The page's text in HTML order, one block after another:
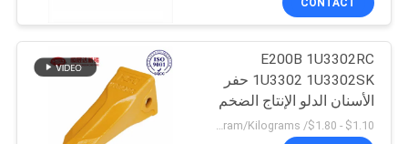
CONTACT
E200B 1U3302RC
1U3302 1U3302SK حفر
الأسنان الدلو الإنتاج الضخم
$1.10 - $1.80/ Kilogram MOQ:100 Kilogram/Kilograms